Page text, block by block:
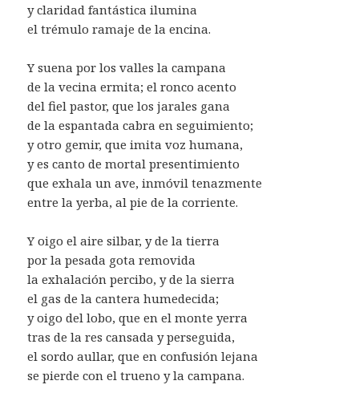
y claridad fantástica ilumina
el trémulo ramaje de la encina.
Y suena por los valles la campana
de la vecina ermita; el ronco acento
del fiel pastor, que los jarales gana
de la espantada cabra en seguimiento;
y otro gemir, que imita voz humana,
y es canto de mortal presentimiento
que exhala un ave, inmóvil tenazmente
entre la yerba, al pie de la corriente.
Y oigo el aire silbar, y de la tierra
por la pesada gota removida
la exhalación percibo, y de la sierra
el gas de la cantera humedecida;
y oigo del lobo, que en el monte yerra
tras de la res cansada y perseguida,
el sordo aullar, que en confusión lejana
se pierde con el trueno y la campana.